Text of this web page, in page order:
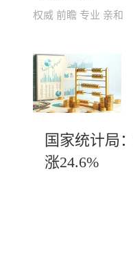
权威 前瞻 专业 亲和
国家统计局
涨24.6%